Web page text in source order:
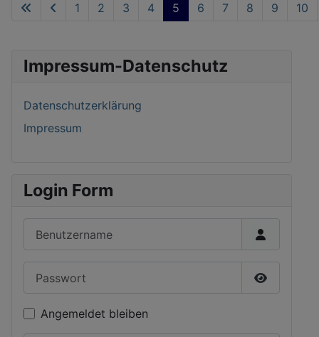
Seite 5 von 77
1 2 3 4 5 6 7 8 9 10
Impressum-Datenschutz
Datenschutzerklärung
Impressum
Login Form
Passwort
Angemeldet bleiben